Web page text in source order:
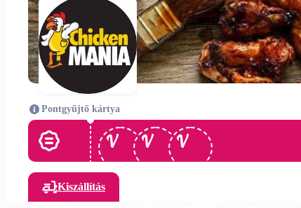
Pontgyűjtő kártya
Kiszállítás